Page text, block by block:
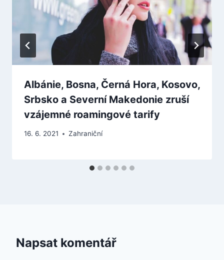
Albánie, Bosna, Černá Hora, Kosovo,
Srbsko a Severní Makedonie zruší
vzájemné roamingové tarify
16. 6. 2021 Zahraniční
Napsat komentář